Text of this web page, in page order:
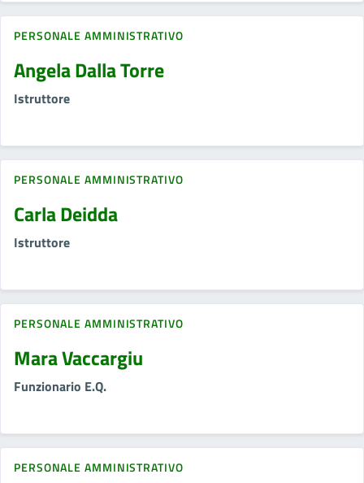
PERSONALE AMMINISTRATIVO
Angela Dalla Torre
Istruttore
PERSONALE AMMINISTRATIVO
Carla Deidda
Istruttore
PERSONALE AMMINISTRATIVO
Mara Vaccargiu
Funzionario E.Q.
PERSONALE AMMINISTRATIVO